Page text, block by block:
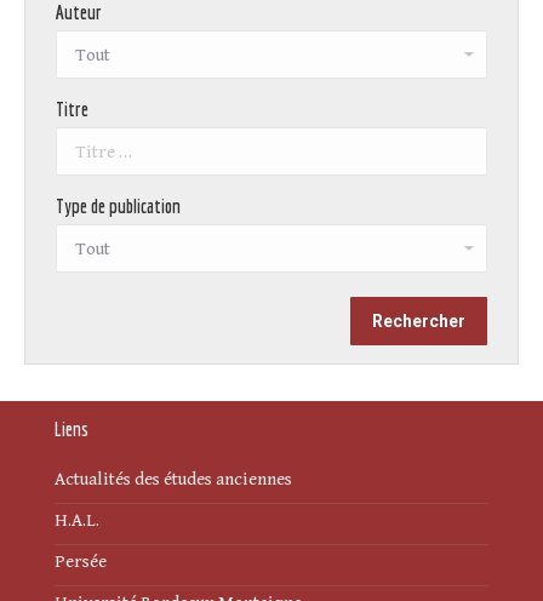
Auteur
Titre
Type de publication
Liens
Actualités des études anciennes
H.A.L.
Persée